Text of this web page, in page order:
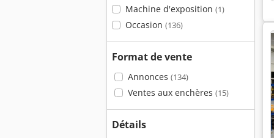
Machine d'exposition (1)
Occasion (136)
Format de vente
Annonces (134)
Ventes aux enchères (15)
Détails